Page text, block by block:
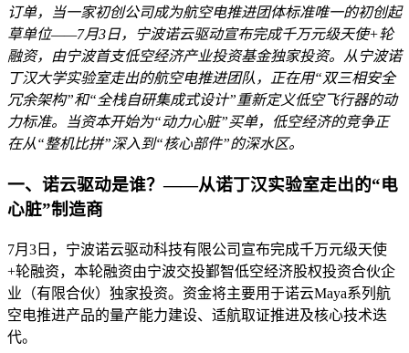
订单，当一家初创公司成为航空电推进团体标准唯一的初创起
草单位——7月3日，宁波诺云驱动宣布完成千万元级天使+轮
融资，由宁波首支低空经济产业投资基金独家投资。从宁波诺
丁汉大学实验室走出的航空电推进团队，正在用“双三相安全
冗余架构”和“全栈自研集成式设计”重新定义低空飞行器的动
力标准。当资本开始为“动力心脏”买单，低空经济的竞争正
在从“整机比拼”深入到“核心部件”的深水区。
一、诺云驱动是谁？——从诺丁汉实验室走出的“电
心脏”制造商
7月3日，宁波诺云驱动科技有限公司宣布完成千万元级天使
+轮融资，本轮融资由宁波交投鄞智低空经济股权投资合伙企
业（有限合伙）独家投资。资金将主要用于诺云Maya系列航
空电推进产品的量产能力建设、适航取证推进及核心技术迭
代。